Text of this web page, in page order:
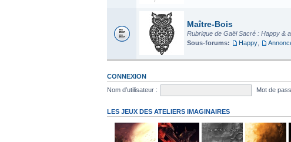
Maître-Bois
Rubrique de Gaël Sacré : Happy &
Sous-forums:
Happy
CONNEXION
Nom d’utilisateur :
Mot de
LES JEUX DES ATELIERS IMAGINAIRES